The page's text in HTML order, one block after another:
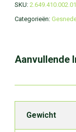
SKU:
Categorieën:
Aanvullende
Gewicht